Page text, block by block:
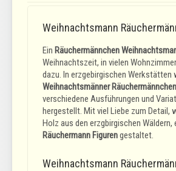
Weihnachtsmann
Ein Räuchermännchen
Weihnachtszeit, in vielen
dazu. In erzgebirgischen Werkstätten
Weihnachtsmänner Räuchermännchen
verschiedene Ausführungen und
hergestellt. Mit viel Liebe zum Detail,
Holz aus den erzgbirgischen Wäldern,
Räuchermann Figurengestaltet.
Weihnachtsmann